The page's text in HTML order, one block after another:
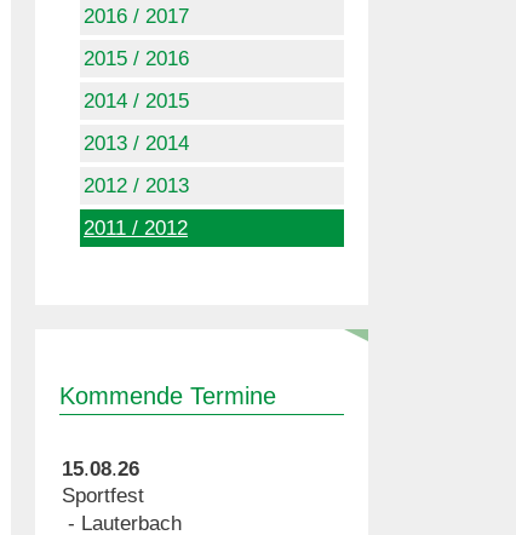
2016 / 2017
2015 / 2016
2014 / 2015
2013 / 2014
2012 / 2013
2011 / 2012
Kommende Termine
15.08.26
Sportfest
Lauterbach